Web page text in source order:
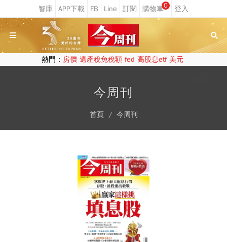
0
熱門： 房價 遺產稅免稅額 fed 高股息etf 美元
今周刊
首頁 今周刊